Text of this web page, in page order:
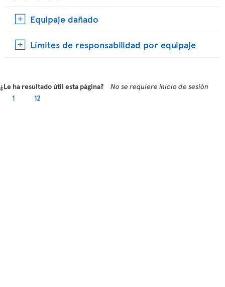
Equipaje dañado
Límites de responsabilidad por equipaje
¿Le ha resultado útil esta página?
No se requiere inicio de sesión
1
12